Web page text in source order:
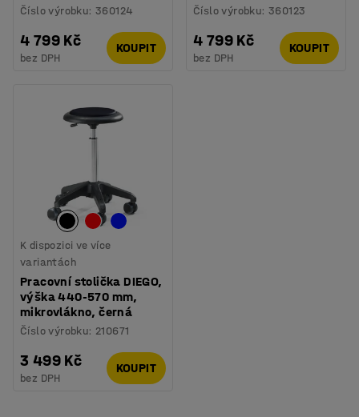
Číslo výrobku:360124
4 799 Kč
bez DPH
KOUPIT
Číslo výrobku:360123
4 799 Kč
bez DPH
KOUPIT
K dispozici ve více
variantách
Pracovní stolička DIEGO,
výška 440-570 mm,
mikrovlákno, černá
Číslo výrobku: 210671
3 499 Kč
bez DPH
KOUPIT